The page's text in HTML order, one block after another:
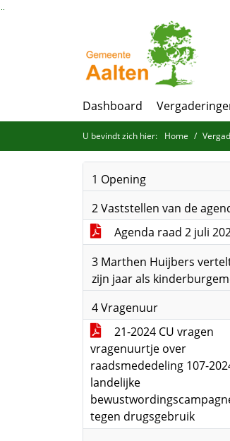
Ga naar de inhoud van deze pagina
Dashboard
U bevindt zich hier: Home
1 Opening
2 Vaststellen van de
Agenda raad 2 juli
3 Marthen Huijbers
zijn jaar als
4 Vragenuur
21-2024 CU vragen
vragenuurtje over
raadsmededeling 107-
landelijke
tegen drugsgebruik